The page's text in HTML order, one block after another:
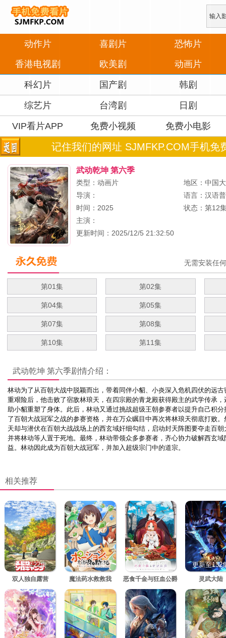
动作片 喜剧片
恐怖片
香港电视剧
欧美剧 动画片
科幻片 国产剧 韩剧
综艺片 台湾剧 日剧
VIP看片APP 免费小视频 免费小电影
记住我们的网址 SJMFKP.COM手机免
武动乾坤 第六季
类型：动画片
地区：中国
导演：
语言：汉语
时间：2025
状态：第12
主演：
更新时间：2025/12/5 21:32:50
无需安装任
第01集 第02集
第04集 第05集
第07集 第08集
第10集 第11集
武动乾坤 第六季剧情介绍：
林动为了从百朝大战中脱颖而出，带着同伴小貂、小炎深入危机四伏的远
重艰险后，他击败了宿敌林琅天，在四宗殿的青龙殿获得殿主的武学传承
助小貂重塑了身体。此后，林动又通过挑战超级王朝参赛者以提升自己积
了百朝大战冠军之战的参赛资格，并在万众瞩目中再次将林琅天彻底打败
天却与潜伏在百朝大战战场上的西玄域奸细勾结，启动封天阵图要夺走百
并将林动等人置于死地。最终，林动带领众多参赛者，齐心协力破解西玄
益。林动因此成为百朝大战冠军，并加入超级宗门中的道宗。
相关推荐
更新至22集
双人独自露营
更新至10集
魔法药水救救我
更新至10集
恶食千金与狂血公爵
更新至132
灵武大陆